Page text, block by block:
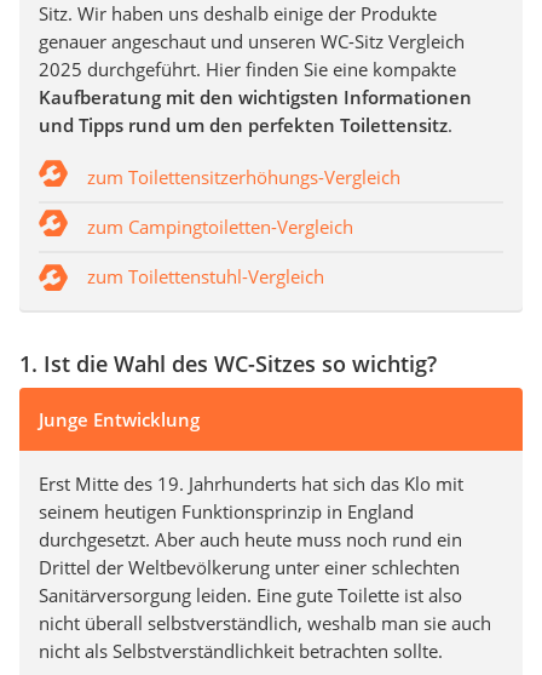
Sitz. Wir haben uns deshalb einige der Produkte
genauer angeschaut und unseren WC-Sitz Vergleich
2025 durchgeführt. Hier finden Sie eine kompakte
Kaufberatung mit den wichtigsten Informationen
und Tipps rund um den perfekten Toilettensitz.
zum Toilettensitzerhöhungs-Vergleich
zum Campingtoiletten-Vergleich
zum Toilettenstuhl-Vergleich
1. Ist die Wahl des WC-Sitzes so wichtig?
Junge Entwicklung
Erst Mitte des 19. Jahrhunderts hat sich das Klo mit
seinem heutigen Funktionsprinzip in England
durchgesetzt. Aber auch heute muss noch rund ein
Drittel der Weltbevölkerung unter einer schlechten
Sanitärversorgung leiden. Eine gute Toilette ist also
nicht überall selbstverständlich, weshalb man sie auch
nicht als Selbstverständlichkeit betrachten sollte.